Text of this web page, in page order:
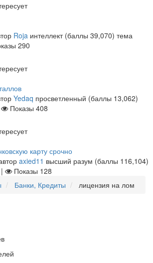
Roja интеллект (баллы 39,070) тема
290
Yedaq просветленный (баллы 13,062)
Показы 408
карту срочно
axied11 высший разум (баллы 116,104)
| Показы 128
Банки, Кредиты лицензия на лом